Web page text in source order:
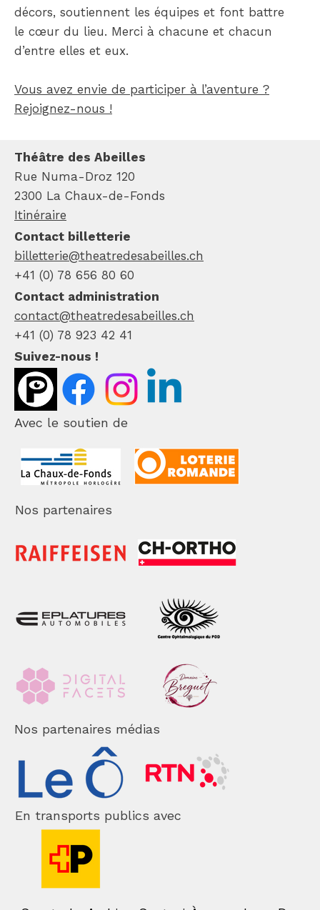
décors, soutiennent les équipes et font battre
le cœur du lieu. Merci à chacune et chacun
d’entre elles et eux.
Vous avez envie de participer à l’aventure ?
Rejoignez-nous !
Théâtre des Abeilles
Rue Numa-Droz 120
2300 La Chaux-de-Fonds
Itinéraire
Contact billetterie
billetterie@theatredesabeilles.ch
+41 (0) 78 656 80 60
Suivez-nous !
Contact administration
contact@theatredesabeilles.ch
+41 (0) 78 923 42 41
Avec le soutien de
Nos partenaires médias
Nos partenaires
En transports publics avec